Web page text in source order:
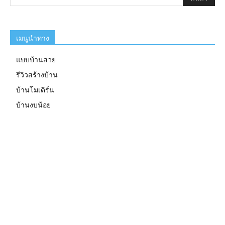
เมนูนำทาง
แบบบ้านสวย
รีวิวสร้างบ้าน
บ้านโมเดิร์น
บ้านงบน้อย